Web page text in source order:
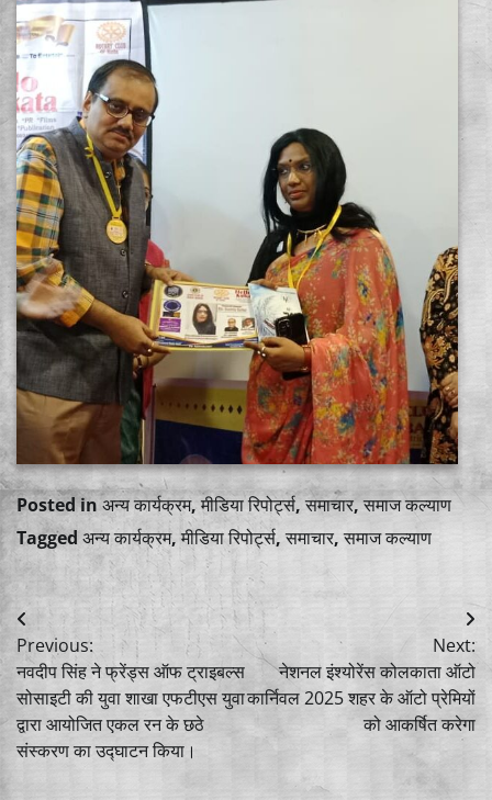
Posted in अन्य कार्यक्रम,मीडिया रिपोर्ट्स,समाचार,समाज कल्याण
Tagged अन्य कार्यक्रम,मीडिया रिपोर्ट्स,समाचार,समाज कल्याण
Post
navigation
Previous:
नवदीप सिंह ने फ्रेंड्स ऑफ ट्राइबल्स
सोसाइटी की युवा शाखा एफटीएस युवा
द्वारा आयोजित एकल रन के छठे
संस्करण का उद्घाटन किया।
Next:
नेशनल इंश्योरेंस कोलकाता ऑटो
कार्निवल 2025 शहर के ऑटो प्रेमियों
को आकर्षित करेगा